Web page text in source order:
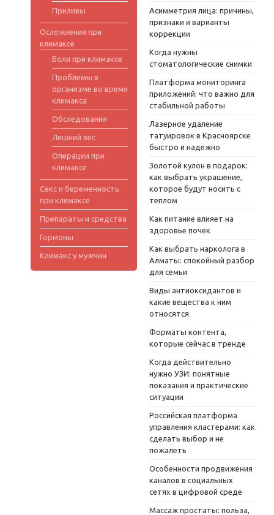
Приливы
Осложнения при
климаксе
Боли при климаксе
Проблемы в
организме во время
климакса
Обследования
Лишний вес
Операции при
климаксе
Секс и беременность
при климаксе
Препараты и средства
Гормоны
Климакс у мужчин
Асимметрия лица: причины,
признаки и варианты
коррекции
Когда нужны
стоматологические снимки
Платформа мониторинга
приложений: что важно для
стабильной работы
Лазерное удаление
татуировок в Красноярске
быстро и надежно
Золотой кулон в подарок:
как выбрать украшение,
которое будут носить с
теплом
Как питание влияет на
здоровье почек
Как выбрать нарколога в
Алматы: спокойный разбор
для семьи
Виды антиоксидантов и
какие вещества к ним
относятся
Форматы контента,
которые сейчас в тренде
Когда действительно
нужно УЗИ: понятные
показания и практические
ситуации
Российская платформа
управления кластерами: как
сделать выбор и не
пожалеть
Особенности продвижения
каналов в социальных
сетях в цифровой среде
Массаж простаты: польза,